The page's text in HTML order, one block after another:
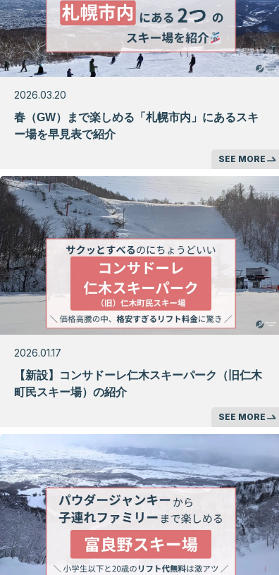
2026.03.20
春（GW）まで楽しめる「札幌市内」にあるスキ
ー場を早見表で紹介
SEE MORE
2026.01.17
【新設】コンサドーレ仁木スキーパーク（旧仁木
町民スキー場）の紹介
SEE MORE